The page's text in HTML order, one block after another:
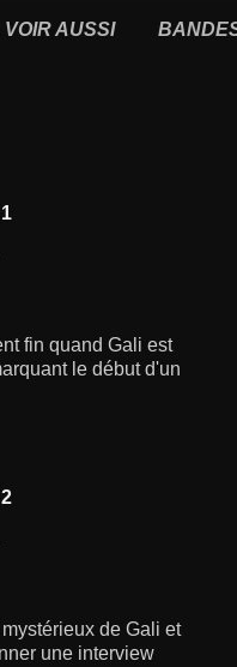
VOIR AUSSI
fin quand Gali est
le début d'un
de Gali et
une interview